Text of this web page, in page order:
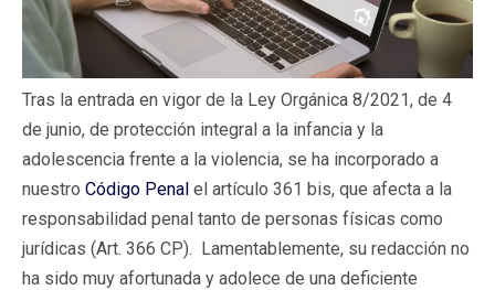
Tras la entrada en vigor de la Ley Orgánica 8/2021, de 4
de junio, de protección integral a la infancia y la
adolescencia frente a la violencia, se ha incorporado a
nuestro Código Penal el artículo 361 bis, que afecta a la
responsabilidad penal tanto de personas físicas como
jurídicas (Art. 366 CP). Lamentablemente, su redacción no
ha sido muy afortunada y adolece de una deficiente